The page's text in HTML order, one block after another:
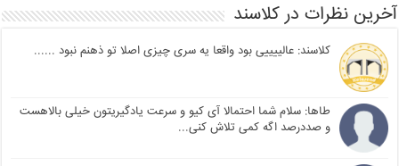
آخرین نظرات در کلاسند
کلاسند: عالییییی بود واقعا یه سری چیزی اصلا تو ذهنم نبود ......
طاها: سلام شما احتمالا آی کیو و سرعت یادگیریتون خیلی بالاهست
و صددرصد اگه کمی تلاش کنی...